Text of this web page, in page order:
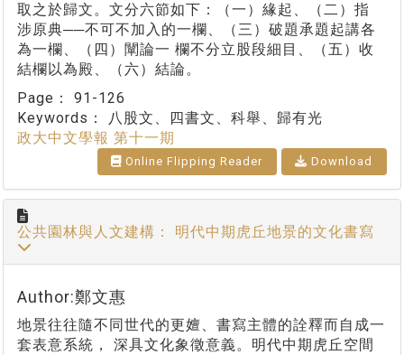
取之於歸文。文分六節如下：（一）緣起、（二）指
涉原典──不可不加入的一欄、（三）破題承題起講各
為一欄、（四）闡論一 欄不分立股段細目、（五）收
結欄以為殿、（六）結論。
Page： 91-126
Keywords：
八股文、四書文、科舉、歸有光
政大中文學報 第十一期
Online Flipping Reader Download
公共園林與人文建構： 明代中期虎丘地景的文化書寫
Author:鄭文惠
地景往往隨不同世代的更嬗、書寫主體的詮釋而自成一
套表意系統， 深具文化象徵意義。明代中期虎丘空間